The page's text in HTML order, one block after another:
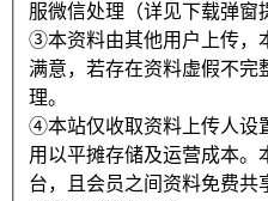
服微信处理（详见下载弹窗
③本资料由其他用户上传，
满意，若存在资料虚假不完
理。
④本站仅收取资料上传人设
用以平摊存储及运营成本。
台，且会员之间资料免费共